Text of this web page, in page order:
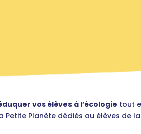
vos élèves à l’écologie tout
Petite Planète dédiés au élèves de la